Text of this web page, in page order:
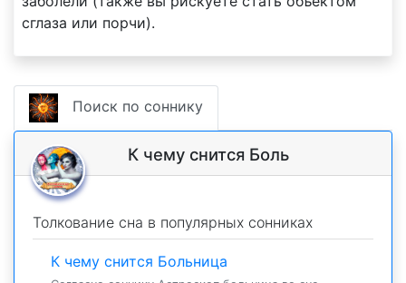
сглаза или порчи).
Поиск по соннику
К чему снится Боль
Толкование сна в популярных сонниках
К чему снится Больница